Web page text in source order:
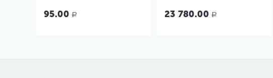
95.00 Р 23 780.00 Р